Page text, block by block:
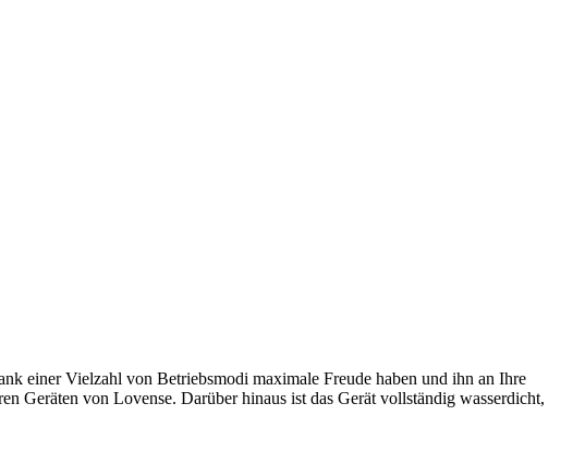
einer Vielzahl von Betriebsmodi maximale Freude haben und ihn an Ihre
Geräten von Lovense. Darüber hinaus ist das Gerät vollständig wasserdicht,